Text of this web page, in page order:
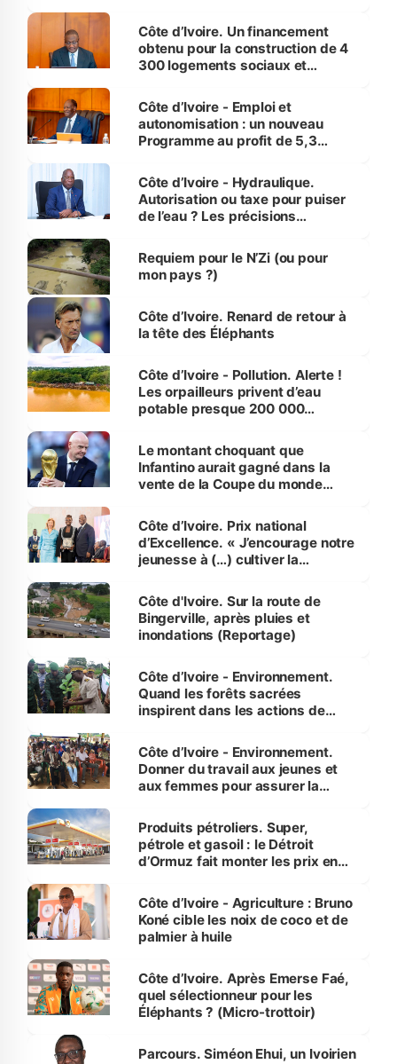
Côte d’Ivoire. Un financement
obtenu pour la construction de 4
300 logements sociaux et
et Yamoussoukro
Côte d’Ivoire - Emploi et
autonomisation : un nouveau
Programme au profit de 5,3
Côte d’Ivoire - Hydraulique.
Autorisation ou taxe pour puiser
de l’eau ? Les précisions
Requiem pour le N’Zi (ou pour
mon pays ?)
Côte d’Ivoire. Renard de retour à
la tête des Éléphants
Côte d’Ivoire - Pollution. Alerte !
Les orpailleurs privent d’eau
potable presque 200 000
Le montant choquant que
Infantino aurait gagné dans la
vente de la Coupe du monde
Côte d’Ivoire. Prix national
d’Excellence. « J’encourage notre
jeunesse à (…) cultiver la
(Alassane Ouattara
Côte d'Ivoire. Sur la route de
Bingerville, après pluies et
inondations (Reportage)
Côte d’Ivoire - Environnement.
Quand les forêts sacrées
inspirent dans les actions de
Côte d’Ivoire - Environnement.
Donner du travail aux jeunes et
aux femmes pour assurer la
menacées
Produits pétroliers. Super,
pétrole et gasoil : le Détroit
d’Ormuz fait monter les prix en
Côte d’Ivoire - Agriculture : Bruno
Koné cible les noix de coco et de
palmier à huile
Côte d’Ivoire. Après Emerse Faé,
quel sélectionneur pour les
Éléphants ? (Micro-trottoir)
Parcours. Siméon Ehui, un Ivoirien